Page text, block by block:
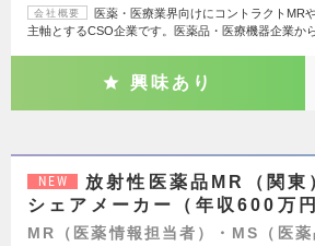
会社概要
医薬・医療業界向けにコントラクトMR
主軸とするCSO企業です。医薬品・医療機器企業か
興味あり
NEW
放射性医薬品MR（関東
シェアメーカー（年収600万
MR（医薬情報担当者）・MS（医薬